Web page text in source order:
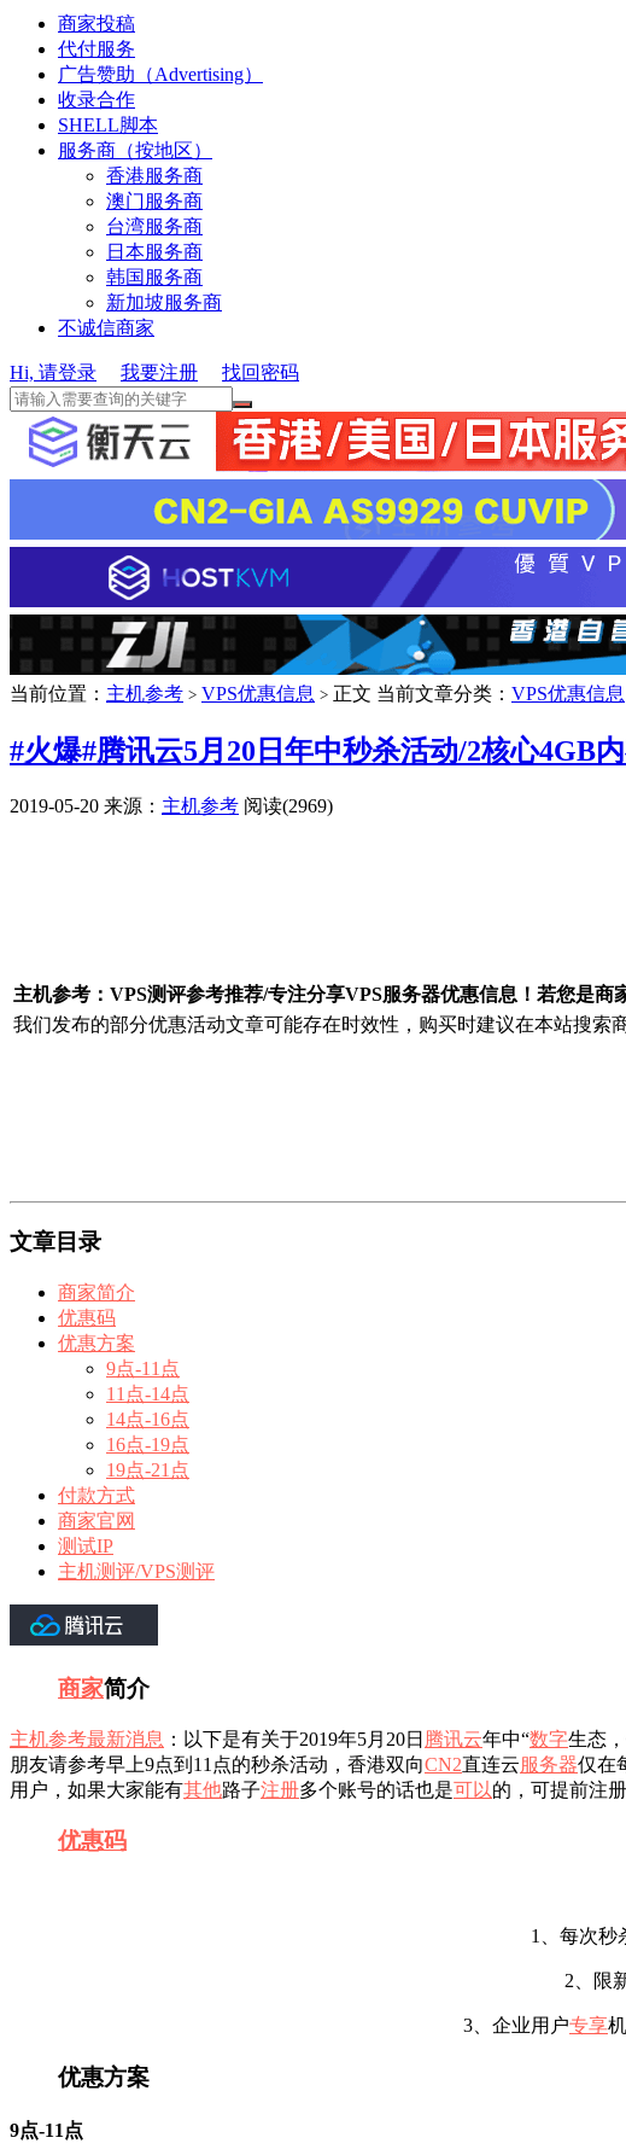
商家投稿
代付服务
广告赞助（Advertising）
收录合作
SHELL脚本
服务商（按地区）
香港服务商
澳门服务商
台湾服务商
日本服务商
韩国服务商
新加坡服务商
不诚信商家
Hi, 请登录 我要注册 找回密码
当前位置： 主机参考 > VPS优惠信息 > 正文 当前文章分类： VPS优惠信息
#火爆#腾讯云5月20日年中秒杀活动/2核心4GB
2019-05-20 来源： 主机参考 阅读(2969)
主机参考：VPS测评参考推荐/专注分享VPS服务器优惠信息！若您是商
我们发布的部分优惠活动文章可能存在时效性，购买时建议在本站搜索
文章目录
商家简介
优惠码
优惠方案
9点-11点
11点-14点
14点-16点
16点-19点
19点-21点
付款方式
商家官网
测试IP
主机测评/VPS测评
商家简介
主机参考最新消息 ：以下是有关于2019年5月20日 腾讯云年中“数字生态
朋友请参考早上9点到11点的秒杀活动，香港双向CN2直连云服务器仅在
用户，如果大家能有其他路子注册多个账号的话也是可以的，可提前注
优惠码
1、每次秒
2、限
3、企业用户专享
优惠方案
9点-11点